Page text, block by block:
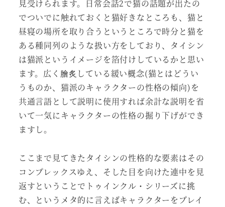
見受けられます。日常会話2で猫の話題が出たの
でついでに触れておくと猫好きなところも、猫と
昼寝の場所を取り合うというところで時分と猫を
ある種同列のような扱い方をしており、タイシン
は猫派というイメージを箔付けしているかと思い
ます。広く膾炙している緩い概念(猫とはどうい
うものか、猫派のキャラクターの性格の傾向)を
共通言語として説明に使用すれば余計な説明を省
いて一気にキャラクターの性格の掘り下げができ
ますし。
ここまで見てきたタイシンの性格的な要素はその
コンプレックスゆえ、そした目を向けた連中を見
返すということでトゥインクル・シリーズに挑
む、というメタ的に言えばキャラクターをプレイ